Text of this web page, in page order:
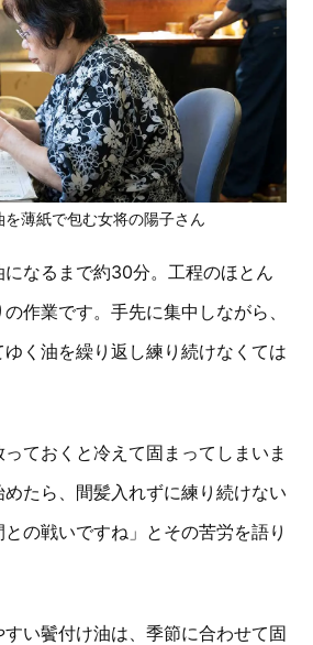
薄紙で包む女将の陽子さん
なるまで約30分。工程のほとん
作業です。手先に集中しながら、
く油を繰り返し練り続けなくては
ておくと冷えて固まってしまいま
たら、間髪入れずに練り続けない
の戦いですね」とその苦労を語り
すい鬢付け油は、季節に合わせて固